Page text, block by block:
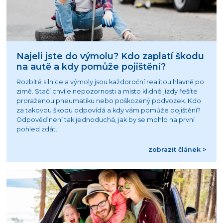
Najeli jste do výmolu? Kdo zaplatí škodu
na autě a kdy pomůže pojištění?
Rozbité silnice a výmoly jsou každoroční realitou hlavně po
zimě. Stačí chvíle nepozornosti a místo klidné jízdy řešíte
proraženou pneumatiku nebo poškozený podvozek. Kdo
za takovou škodu odpovídá a kdy vám pomůže pojištění?
Odpověď není tak jednoduchá, jak by se mohlo na první
pohled zdát.
zobrazit článek >